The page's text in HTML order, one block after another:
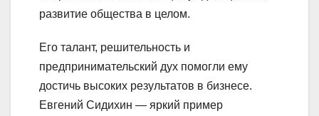
развитие общества в целом.
Его талант, решительность и
предпринимательский дух помогли ему
достичь высоких результатов в бизнесе.
Евгений Сидихин — яркий пример